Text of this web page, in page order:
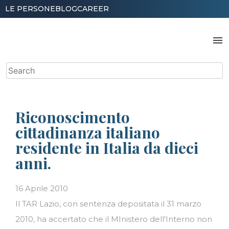
Skip
to
LE PERSONEBLOGCAREER
menu
Search
for:
Riconoscimento
cittadinanza italiano
residente in Italia da dieci
anni.
16 Aprile 2010
Il TAR Lazio, con sentenza depositata il 31 marzo
2010, ha accertato che il MInistero dell'Interno non